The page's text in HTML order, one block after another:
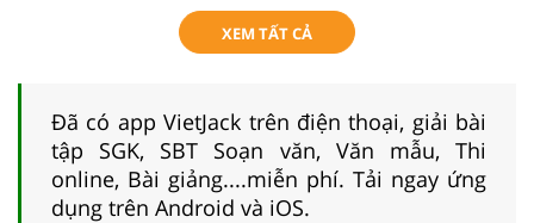
XEM TẤT CẢ
Đã có app VietJack trên điện thoại, giải bài
tập SGK, SBT Soạn văn, Văn mẫu, Thi
online, Bài giảng....miễn phí. Tải ngay ứng
dụng trên Android và iOS.